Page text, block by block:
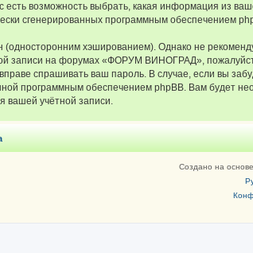
возможность выбрать, какая информация из
сгенерированных программным обеспечением
хэшированием). Однако не
записи на форумах «ФОРУМ ВИНОГРАД»,
спрашивать ваш пароль. В случае, если вы
программным обеспечением phpBB. Вам будет
вашей учётной записи.
Создано на основе